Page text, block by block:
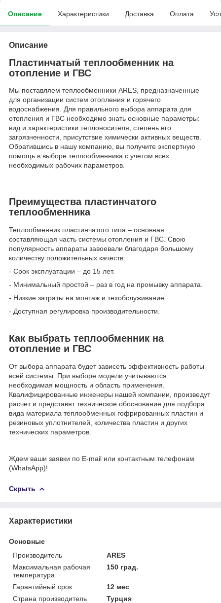
Описание Характеристики Доставка Оплата
Описание
Пластинчатый теплообменник на
отопление и ГВС
Мы поставляем теплообменники ARES, предназначенные
для организации систем отопления и горячего
водоснабжения. Для правильного выбора аппарата для
отопления и ГВС необходимо знать основные параметры:
вид и характеристики теплоносителя, степень его
загрязненности, присутствие химически активных веществ.
Обратившись в нашу компанию, вы получите экспертную
помощь в выборе теплообменника с учетом всех
необходимых рабочих параметров.
Преимущества пластинчатого
теплообменника
Теплообменник пластинчатого типа – основная
составляющая часть системы отопления и ГВС. Свою
популярность аппараты завоевали благодаря большому
количеству положительных качеств:
- Срок эксплуатации – до 15 лет.
- Минимальный простой – раз в год на промывку аппарата.
- Низкие затраты на монтаж и техобслуживание.
- Доступная регулировка производительности.
Как выбрать теплообменник на
отопление и ГВС
От выбора аппарата будет зависеть эффективность работы
всей системы. При выборе модели учитываются
необходимая мощность и область применения.
Квалифицированные инженеры нашей компании, произведут
расчет и представят техническое обоснование для подбора
вида материала теплообменных гофрированных пластин и
резиновых уплотнителей, количества пластин и других
технических параметров.
Ждем ваши заявки по Е-mail или контактным телефонам
(WhatsApp)!
Скрыть
Характеристики
Основные
Производитель
ARES
Максимальная рабочая
температура
150 град.
Гарантийный срок
12 мес
Страна производитель
Турция